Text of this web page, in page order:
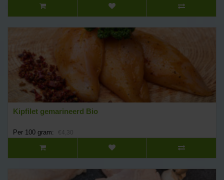
Kipfilet gemarineerd Bio
Per 100 gram: €4,30